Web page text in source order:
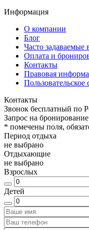
Информация
О компании
Блог
Часто задаваемые
Оплата и
Контакты
Правовая
Пользовательское
Контакты
Звонок бесплатный по
Запрос на бронирование
* помечены поля,
Период отдыха
не выбрано
Отдыхающие
не выбрано
Взрослых
Детей